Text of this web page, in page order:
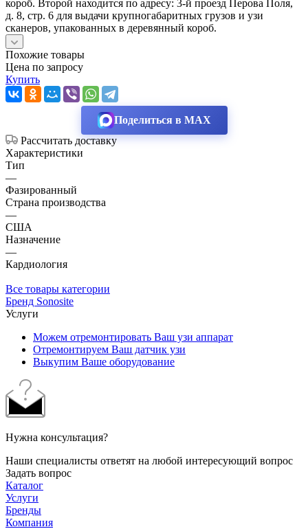
короб. Второй находится по адресу: 3-й проезд Перова Поля,
д. 8, стр. 6 для выдачи крупногабаритных грузов и узи
сканеров, упакованных в деревянный короб.
Похожие товары
Цена по запросу
Купить
Поделиться в MAX
Рассчитать доставку
Характеристики
Тип
—
Фазированный
Страна производства
—
США
Назначение
—
Кардиология
Все товары категории
Бренд Sonosite
Услуги
Можем отремонтировать Ваш узи аппарат
Отремонтируем Ваш датчик узи
Выкупим Ваше оборудование
Нужна консультация?
Наши специалисты ответят на любой интересующий вопрос
Задать вопрос
Каталог
Услуги
Бренды
Компания